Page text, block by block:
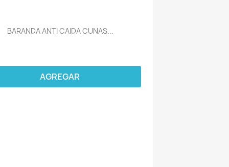
BARANDA ANTI CAIDA CUNAS...
AGREGAR